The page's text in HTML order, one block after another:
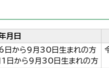
月日
日から9月30日生まれの方
1日から9月30日生まれの方